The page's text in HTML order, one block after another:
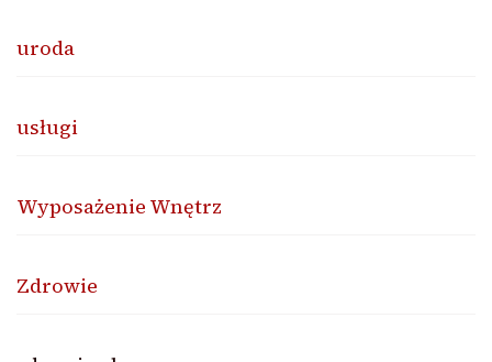
uroda
usługi
Wyposażenie Wnętrz
Zdrowie